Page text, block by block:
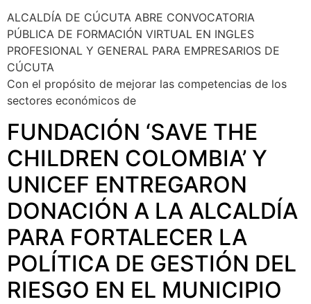
ALCALDÍA DE CÚCUTA ABRE CONVOCATORIA
PÚBLICA DE FORMACIÓN VIRTUAL EN INGLES
PROFESIONAL Y GENERAL PARA EMPRESARIOS DE
CÚCUTA
Con el propósito de mejorar las competencias de los
sectores económicos de
FUNDACIÓN ‘SAVE THE
CHILDREN COLOMBIA’ Y
UNICEF ENTREGARON
DONACIÓN A LA ALCALDÍA
PARA FORTALECER LA
POLÍTICA DE GESTIÓN DEL
RIESGO EN EL MUNICIPIO